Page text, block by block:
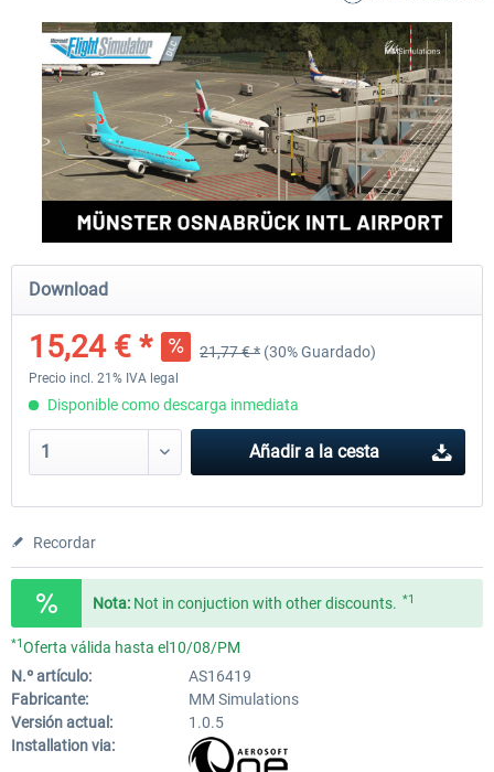
Aerosoft Mega Airport Brussels Aerosoft Airport Cologne/
Download
15,24 € * 21,77 € * (30% Guardado)
Precio incl. 21% IVA legal
Disponible como descarga inmediata
Añadir a la cesta
Recordar
Nota: Not in conjuction with other discounts. *1
*1Oferta válida hasta el10/08/PM
N.º artículo:
AS16419
Fabricante:
MM Simulations
Versión actual:
1.0.5
Installation via: